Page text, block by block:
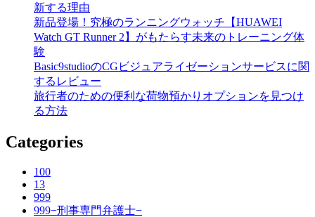
新する理由
新品登場！究極のランニングウォッチ【HUAWEI
Watch GT Runner 2】がもたらす未来のトレーニング体
験
Basic9studioのCGビジュアライゼーションサービスに関
するレビュー
旅行者のための便利な荷物預かりオプションを見つけ
る方法
Categories
100
13
999
999−刑事専門弁護士−